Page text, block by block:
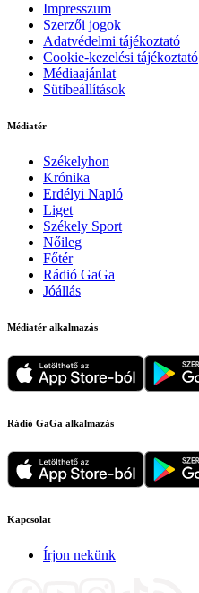
Impresszum
Szerzői jogok
Adatvédelmi tájékoztató
Cookie-kezelési tájékoztató
Médiaajánlat
Sütibeállítások
Médiatér
Székelyhon
Krónika
Erdélyi Napló
Liget
Székely Sport
Nőileg
Főtér
Rádió GaGa
Jóállás
Médiatér alkalmazás
Rádió GaGa alkalmazás
Kapcsolat
Írjon nekünk